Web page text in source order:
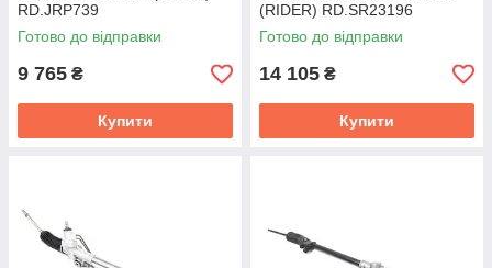
RD.JRP739
Готово до відправки
9 765 ₴
Купити
(RIDER) RD.SR23196
Готово до відправки
14 105 ₴
Купити